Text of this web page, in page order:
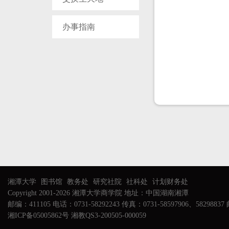
办事指南
湘潭大学 图书馆 教务处 研究社院 社科处
计划财务处
Copyright 2001-2026 湘潭大学商学院 地址：中国湖南湘潭
邮编：411105 电话：0731-58292243 传真：0731-58597906、58298837
湘ICP备05005862号 湘教QS3-200505-000059